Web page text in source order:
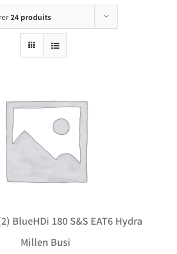
24 produits
BlueHDi 180 S&S EAT6 Hydra
Millen Busi